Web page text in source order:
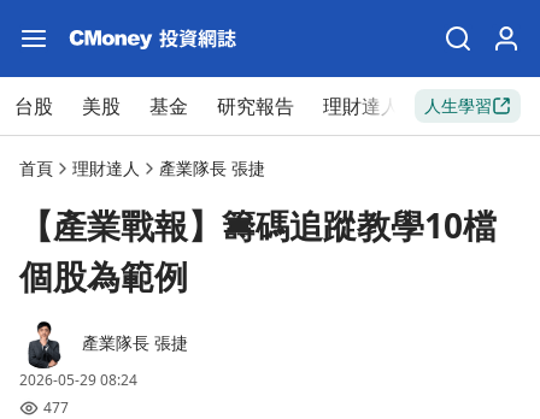
台股 美股 基金 研究報告 理財達人 新手入門
人生學習
首頁 理財達人 產業隊長 張捷
【產業戰報】籌碼追蹤教學10檔
個股為範例
產業隊長 張捷
2026-05-29 08:24
477